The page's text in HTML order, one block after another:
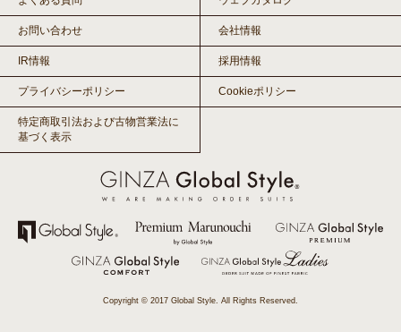
お問い合わせ 会社情報
IR情報 採用情報
プライバシーポリシー Cookieポリシー
特定商取引法および古物営業法に
基づく表示
Copyright © 2017 Global Style. All Rights Reserved.